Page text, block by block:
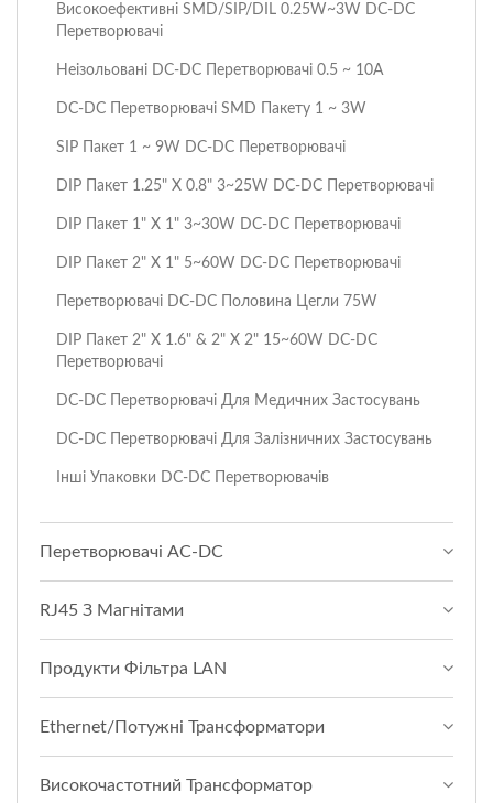
Високоефективні SMD/SIP/DIL 0.25W~3W DC-DC
Перетворювачі
Неізольовані DC-DC Перетворювачі 0.5 ~ 10A
DC-DC Перетворювачі SMD Пакету 1 ~ 3W
SIP Пакет 1 ~ 9W DC-DC Перетворювачі
DIP Пакет 1.25" X 0.8" 3~25W DC-DC Перетворювачі
DIP Пакет 1" X 1" 3~30W DC-DC Перетворювачі
DIP Пакет 2" X 1" 5~60W DC-DC Перетворювачі
Перетворювачі DC-DC Половина Цегли 75W
DIP Пакет 2" X 1.6" & 2" X 2" 15~60W DC-DC
Перетворювачі
DC-DC Перетворювачі Для Медичних Застосувань
DC-DC Перетворювачі Для Залізничних Застосувань
Інші Упаковки DC-DC Перетворювачів
Перетворювачі AC-DC
RJ45 З Магнітами
Продукти Фільтра LAN
Ethernet/Потужні Трансформатори
Високочастотний Трансформатор